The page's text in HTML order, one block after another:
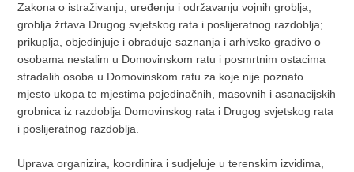
Zakona o istraživanju, uređenju i održavanju vojnih groblja,
groblja žrtava Drugog svjetskog rata i poslijeratnog razdoblja;
prikuplja, objedinjuje i obrađuje saznanja i arhivsko gradivo o
osobama nestalim u Domovinskom ratu i posmrtnim ostacima
stradalih osoba u Domovinskom ratu za koje nije poznato
mjesto ukopa te mjestima pojedinačnih, masovnih i asanacijskih
grobnica iz razdoblja Domovinskog rata i Drugog svjetskog rata
i poslijeratnog razdoblja.
Uprava organizira, koordinira i sudjeluje u terenskim izvidima,